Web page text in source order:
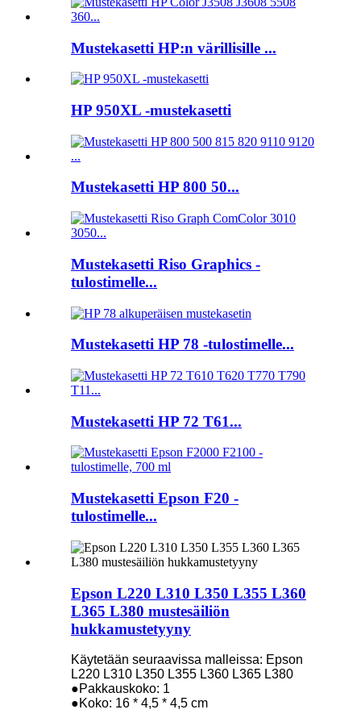
Mustekasetti HP:n värillisille ...
HP 950XL -mustekasetti
Mustekasetti HP 800 50...
Mustekasetti Riso Graphics -
tulostimelle...
Mustekasetti HP 78 -tulostimelle...
Mustekasetti HP 72 T61...
Mustekasetti Epson F20 -
tulostimelle...
Epson L220 L310 L350 L355 L360
L365 L380 mustesäiliön
hukkamustetyyny
Käytetään seuraavissa malleissa: Epson
L220 L310 L350 L355 L360 L365 L380
●Pakkauskoko: 1
●Koko: 16 * 4,5 * 4,5 cm